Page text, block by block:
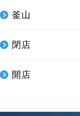
釜山
閉店
開店